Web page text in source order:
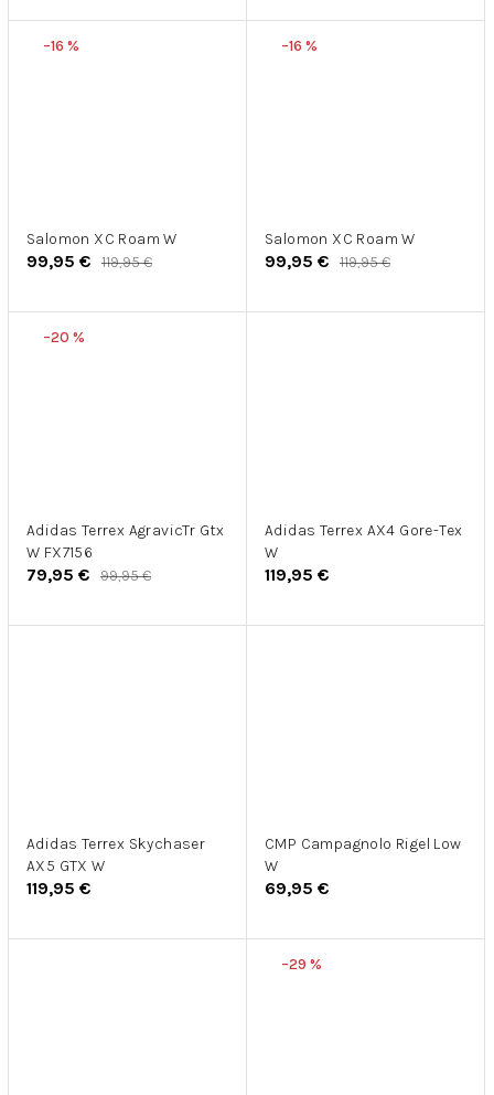
–16 %
Salomon XC Roam W
99,95 € 119,95 €
–16 %
Salomon XC Roam W
99,95 € 119,95 €
–20 %
Adidas Terrex AgravicTr Gtx
W FX7156
79,95 € 99,95 €
Adidas Terrex AX4 Gore-Tex
W
119,95 €
Adidas Terrex Skychaser
AX5 GTX W
119,95 €
CMP Campagnolo Rigel Low
W
69,95 €
–29 %